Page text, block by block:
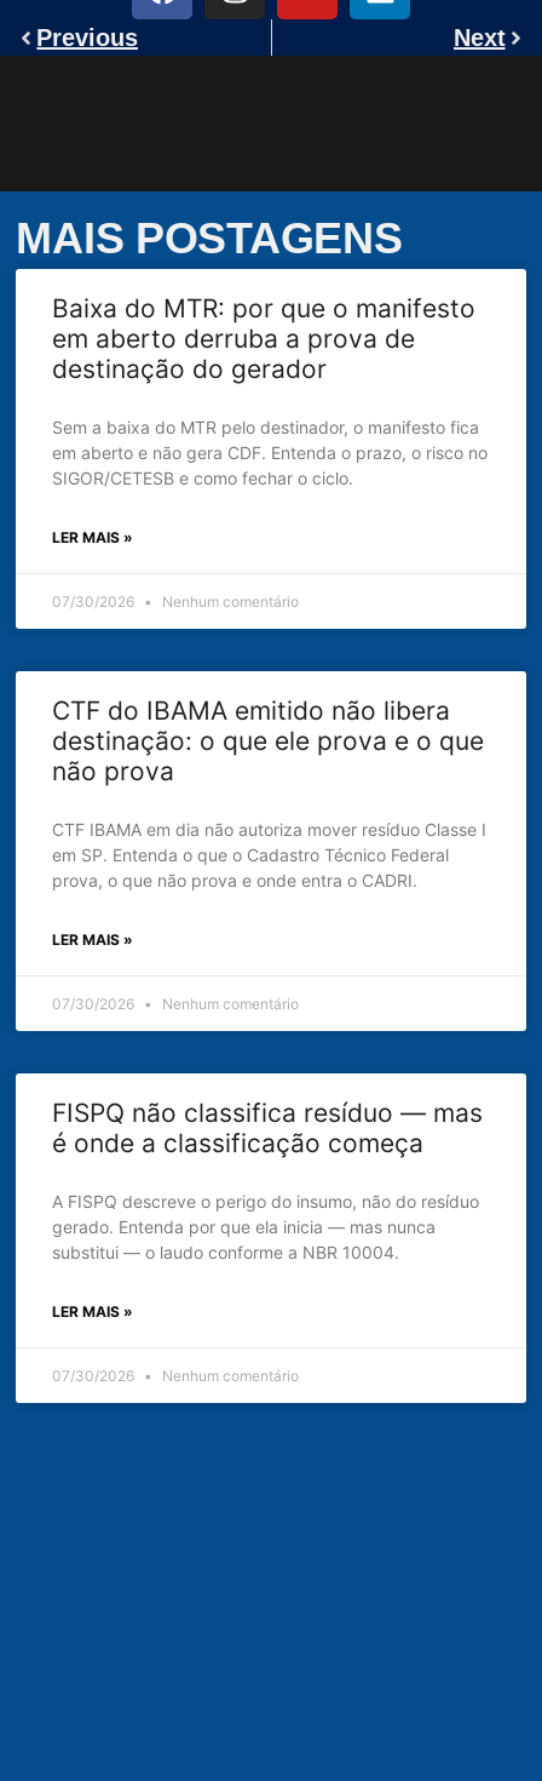
Previous Next
MAIS POSTAGENS
Baixa do MTR: por que o manifesto
em aberto derruba a prova de
destinação do gerador
Sem a baixa do MTR pelo destinador, o manifesto fica
em aberto e não gera CDF. Entenda o prazo, o risco no
SIGOR/CETESB e como fechar o ciclo.
LER MAIS »
07/30/2026 Nenhum comentário
CTF do IBAMA emitido não libera
destinação: o que ele prova e o que
não prova
CTF IBAMA em dia não autoriza mover resíduo Classe I
em SP. Entenda o que o Cadastro Técnico Federal
prova, o que não prova e onde entra o CADRI.
LER MAIS »
07/30/2026 Nenhum comentário
FISPQ não classifica resíduo — mas
é onde a classificação começa
A FISPQ descreve o perigo do insumo, não do resíduo
gerado. Entenda por que ela inicia — mas nunca
substitui — o laudo conforme a NBR 10004.
LER MAIS »
07/30/2026 Nenhum comentário